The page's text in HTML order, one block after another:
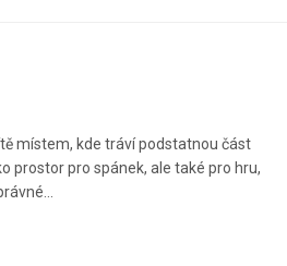
místem, kde tráví podstatnou část
prostor pro spánek, ale také pro hru,